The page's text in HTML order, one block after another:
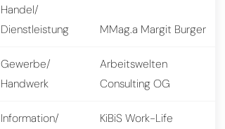
Handel/
Dienstleistung
MMag.a Margit Burger
Gewerbe/
Handwerk
Arbeitswelten
Consulting OG
Information/
KiBiS Work-Life